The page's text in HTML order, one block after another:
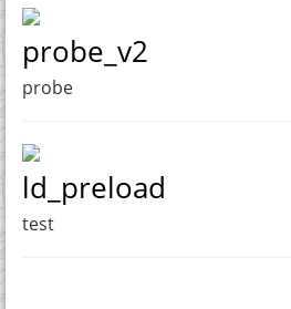
probe_v2
probe
ld_preload
test